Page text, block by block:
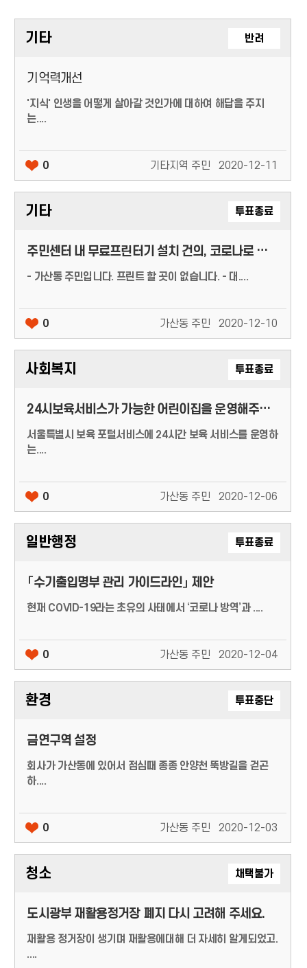
기타 반려
기억력개선
'지식' 인생을 어떻게 살아갈 것인가에 대하여 해답을 주지
는....
0 기타지역 주민 2020-12-11
기타 투표종료
주민센터 내 무료프린터기 설치 건의, 코로나로 도서관 등
- 가산동 주민입니다. 프린트 할 곳이 없습니다. - 대....
0 가산동 주민 2020-12-10
사회복지 투표종료
24시보육서비스가 가능한 어린이집을 운영해주세요.
서울특별시 보육 포털서비스에 24시간 보육 서비스를 운영하
는....
0 가산동 주민 2020-12-06
일반행정 투표종료
「수기출입명부 관리 가이드라인」 제안
현재 COVID-19라는 초유의 사태에서 ‘코로나 방역’과 ....
0 가산동 주민 2020-12-04
환경 투표중단
금연구역 설정
회사가 가산동에 있어서 점심때 종종 안양천 뚝방길을 걷곤
하....
0 가산동 주민 2020-12-03
청소 채택불가
도시광부 재활용정거장 폐지 다시 고려해 주세요.
재활용 정거장이 생기며 재활용에대해 더 자세히 알게되었고.
....